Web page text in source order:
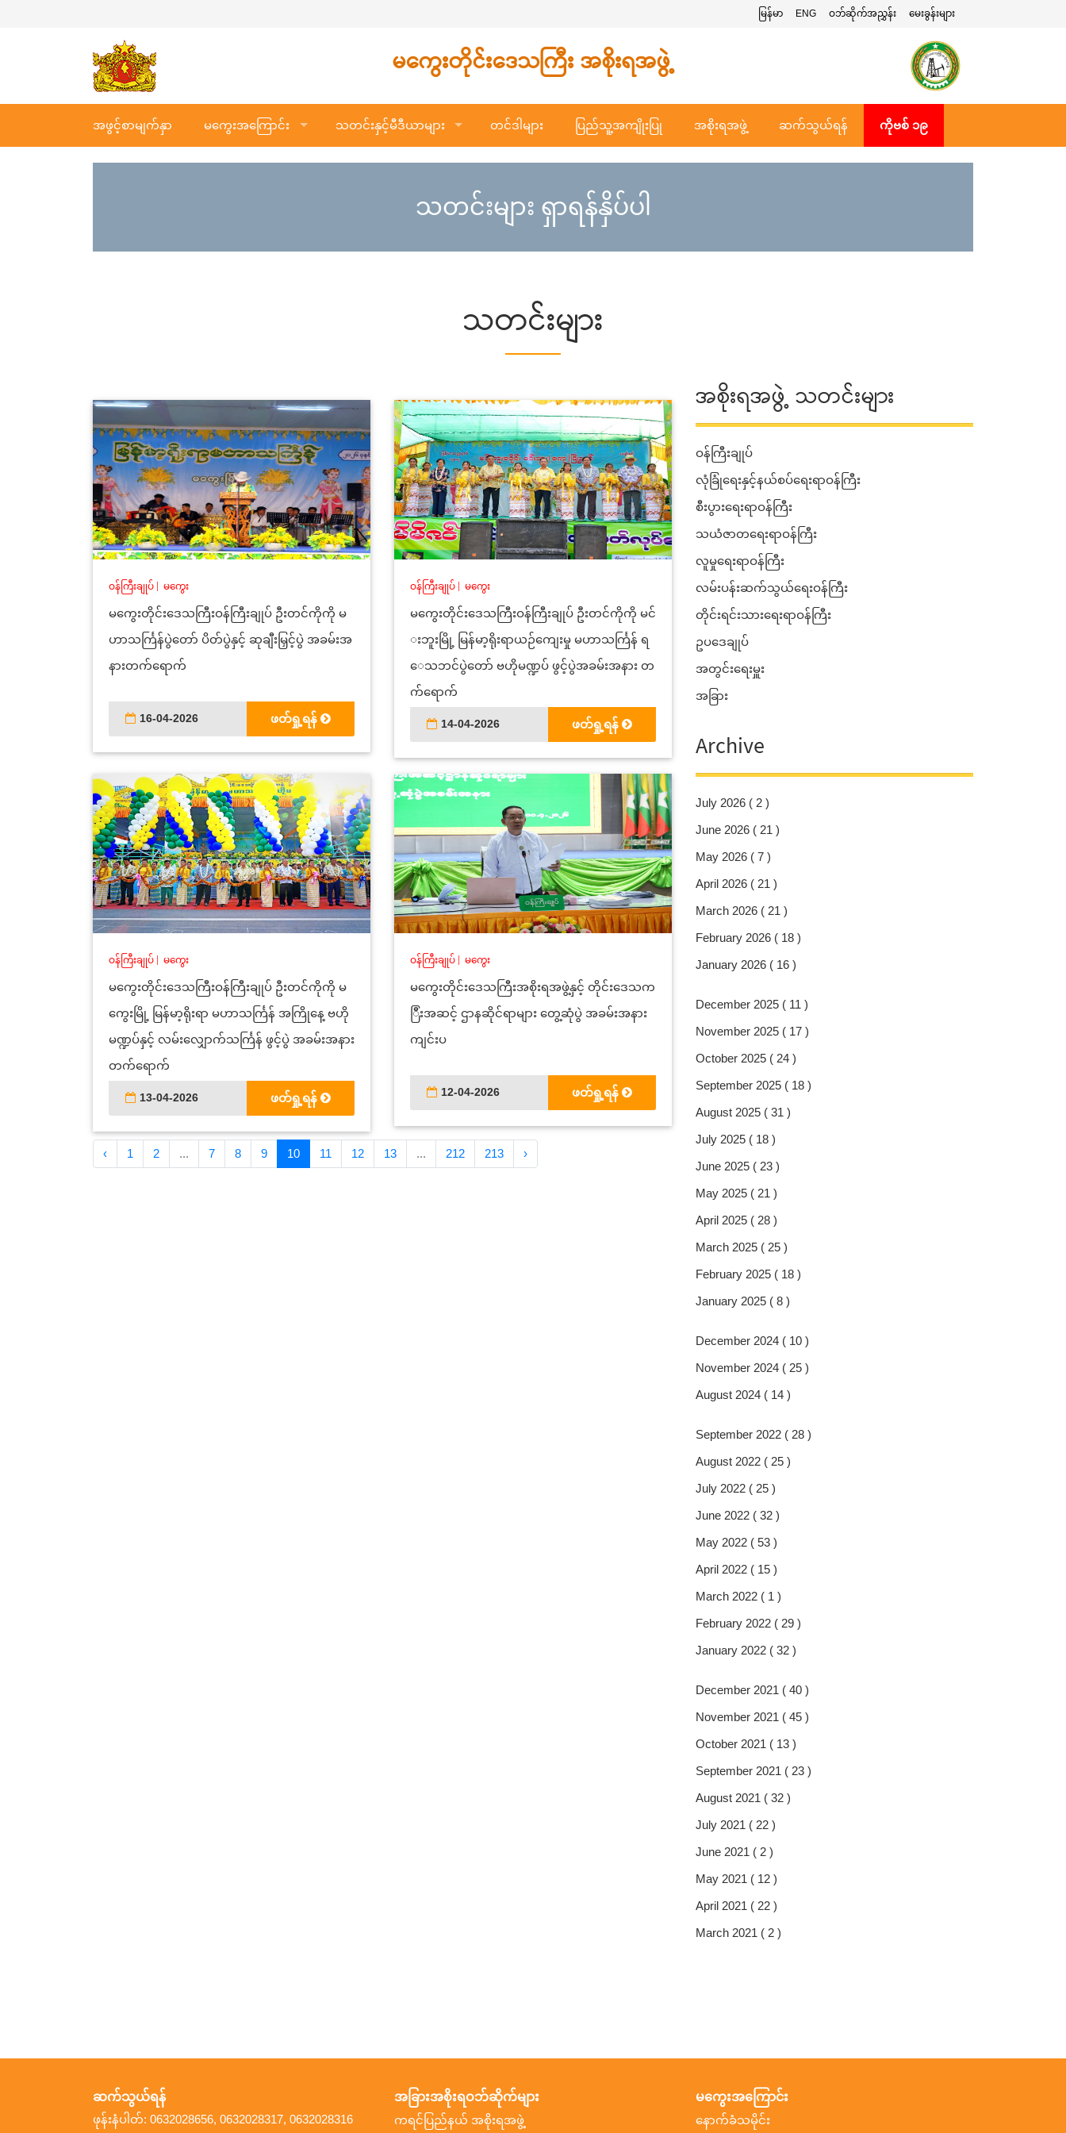
မေးခွန်းများ
ဝဘ်ဆိုက်အညွှန်း
ENG
မြန်မာ
မကွေးတိုင်းဒေသကြီး အစိုးရအဖွဲ့
အဖွင့်စာမျက်နှာ မကွေးအကြောင်း သတင်းနှင့်မီဒီယာများ တင်ဒါများ ပြည်သူ့အကျိုးပြု အစိုးရအဖွဲ့ ဆက်သွယ်ရန် ကိုဗစ် ၁၉
သတင်းများ ရှာရန်နှိပ်ပါ
သတင်းများ
ဝန်ကြီးချုပ် မကွေး
မကွေးတိုင်းဒေသကြီးဝန်ကြီးချုပ် ဦးတင်ကိုကို မ
ဟာသင်္ကြန်ပွဲတော် ပိတ်ပွဲနှင့် ဆုချီးမြှင့်ပွဲ အခမ်းအ
နားတက်ရောက်
16-04-2026 ဖတ်ရှု့ရန်
ဝန်ကြီးချုပ် မကွေး
မကွေးတိုင်းဒေသကြီးဝန်ကြီးချုပ် ဦးတင်ကိုကို မင်
းဘူးမြို့ မြန်မာ့ရိုးရာယဉ်ကျေးမှု မဟာသင်္ကြန် ရ
ေသဘင်ပွဲတော် ဗဟိုမဏ္ဍပ် ဖွင့်ပွဲအခမ်းအနား တ
က်ရောက်
14-04-2026 ဖတ်ရှု့ရန်
ဝန်ကြီးချုပ် မကွေး
မကွေးတိုင်းဒေသကြီးဝန်ကြီးချုပ် ဦးတင်ကိုကို မ
ကွေးမြို့ မြန်မာ့ရိုးရာ မဟာသင်္ကြန် အကြိုနေ့ ဗဟို
မဏ္ဍပ်နှင့် လမ်းလျှောက်သင်္ကြန် ဖွင့်ပွဲ အခမ်းအနား
တက်‌ရောက်
13-04-2026 ဖတ်ရှု့ရန်
ဝန်ကြီးချုပ် မကွေး
မကွေးတိုင်းဒေသကြီးအစိုးရအဖွဲ့နှင့် တိုင်းဒေသက
ြီးအဆင့် ဌာနဆိုင်ရာများ တွေ့ဆုံပွဲ အခမ်းအနား
ကျင်းပ
12-04-2026 ဖတ်ရှု့ရန်
‹ 1 2 ... 7 8 9 10 11 12 13 ... 212 213 ›
အစိုးရအဖွဲ့ သတင်းများ
ဝန်ကြီးချုပ်
လုံခြုံရေးနှင့်နယ်စပ်ရေးရာဝန်ကြီး
စီးပွားရေးရာဝန်ကြီး
သယံဇာတရေးရာဝန်ကြီး
လူမှုရေးရာဝန်ကြီး
လမ်းပန်းဆက်သွယ်ရေးဝန်ကြီး
တိုင်းရင်းသားရေးရာဝန်ကြီး
ဥပဒေချုပ်
အတွင်းရေးမှူး
အခြား
Archive
July 2026 ( 2 )
June 2026 ( 21 )
May 2026 ( 7 )
April 2026 ( 21 )
March 2026 ( 21 )
February 2026 ( 18 )
January 2026 ( 16 )
December 2025 ( 11 )
November 2025 ( 17 )
October 2025 ( 24 )
September 2025 ( 18 )
August 2025 ( 31 )
July 2025 ( 18 )
June 2025 ( 23 )
May 2025 ( 21 )
April 2025 ( 28 )
March 2025 ( 25 )
February 2025 ( 18 )
January 2025 ( 8 )
December 2024 ( 10 )
November 2024 ( 25 )
August 2024 ( 14 )
September 2022 ( 28 )
August 2022 ( 25 )
July 2022 ( 25 )
June 2022 ( 32 )
May 2022 ( 53 )
April 2022 ( 15 )
March 2022 ( 1 )
February 2022 ( 29 )
January 2022 ( 32 )
December 2021 ( 40 )
November 2021 ( 45 )
October 2021 ( 13 )
September 2021 ( 23 )
August 2021 ( 32 )
July 2021 ( 22 )
June 2021 ( 2 )
May 2021 ( 12 )
April 2021 ( 22 )
March 2021 ( 2 )
ဆက်သွယ်ရန်
ဖုန်းနံပါတ်: 0632028656, 0632028317, 0632028316
အခြားအစိုးရဝဘ်ဆိုက်များ
ကရင်ပြည်နယ် အစိုးရအဖွဲ့
မကွေးအကြောင်း
နောက်ခံသမိုင်း